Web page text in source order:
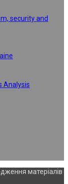
security and
Analysis
матеріалів